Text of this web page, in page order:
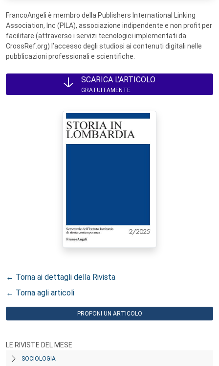
FrancoAngeli è membro della Publishers International Linking
Association, Inc (PILA), associazione indipendente e non profit per
facilitare (attraverso i servizi tecnologici implementati da
CrossRef.org) l’accesso degli studiosi ai contenuti digitali nelle
pubblicazioni professionali e scientifiche.
SCARICA L'ARTICOLO
GRATUITAMENTE
← Torna ai dettagli della Rivista
← Torna agli articoli
PROPONI UN ARTICOLO
LE RIVISTE DEL MESE
SOCIOLOGIA